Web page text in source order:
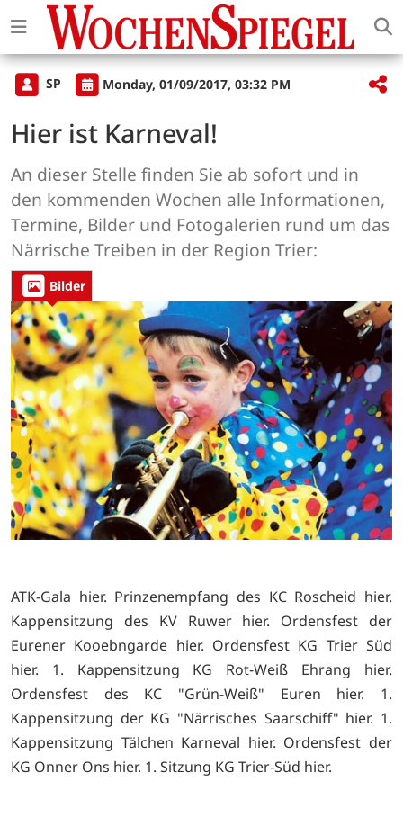
SP Monday, 01/09/2017, 03:32 PM
Hier ist Karneval!
An dieser Stelle finden Sie ab sofort und in
den kommenden Wochen alle Informationen,
Termine, Bilder und Fotogalerien rund um das
Närrische Treiben in der Region Trier:
Bilder
ATK-Gala hier. Prinzenempfang des KC Roscheid hier.
Kappensitzung des KV Ruwer hier. Ordensfest der
Eurener Kooebngarde hier. Ordensfest KG Trier Süd
hier. 1. Kappensitzung KG Rot-Weiß Ehrang hier.
Ordensfest des KC "Grün-Weiß" Euren hier. 1.
Kappensitzung der KG "Närrisches Saarschiff" hier. 1.
Kappensitzung Tälchen Karneval hier. Ordensfest der
KG Onner Ons hier. 1. Sitzung KG Trier-Süd hier.